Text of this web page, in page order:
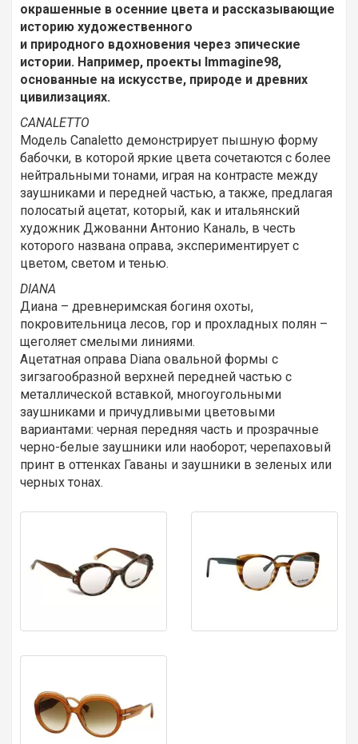
окрашенные в осенние цвета и рассказывающие
историю художественного
и природного вдохновения через эпические
истории. Например, проекты Immagine98,
основанные на искусстве, природе и древних
цивилизациях.
CANALETTO
Модель Canaletto демонстрирует пышную форму
бабочки, в которой яркие цвета сочетаются с более
нейтральными тонами, играя на контрасте между
заушниками и передней частью, а также, предлагая
полосатый ацетат, который, как и итальянский
художник Джованни Антонио Каналь, в честь
которого названа оправа, экспериментирует с
цветом, светом и тенью.
DIANA
Диана – древнеримская богиня охоты,
покровительница лесов, гор и прохладных полян –
щеголяет смелыми линиями.
Ацетатная оправа Diana овальной формы с
зигзагообразной верхней передней частью с
металлической вставкой, многоугольными
заушниками и причудливыми цветовыми
вариантами: черная передняя часть и прозрачные
черно-белые заушники или наоборот; черепаховый
принт в оттенках Гаваны и заушники в зеленых или
черных тонах.